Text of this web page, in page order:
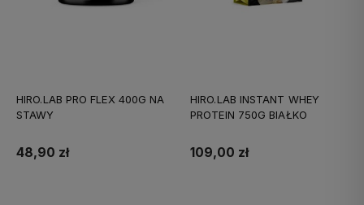
HIRO.LAB PRO FLEX 400G NA
STAWY
48,90 zł
HIRO.LAB INSTANT WHEY
PROTEIN 750G BIAŁKO
109,00 zł